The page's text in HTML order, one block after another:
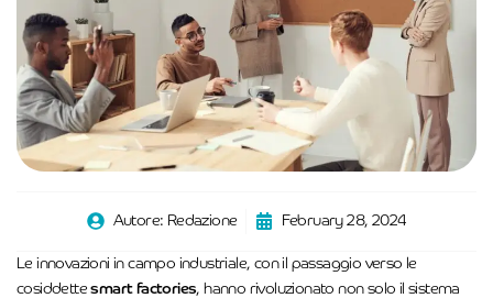
Autore: Redazione February 28, 2024
Le innovazioni in campo industriale, con il passaggio verso le
cosiddettesmart factories, hanno rivoluzionato non solo il sistema